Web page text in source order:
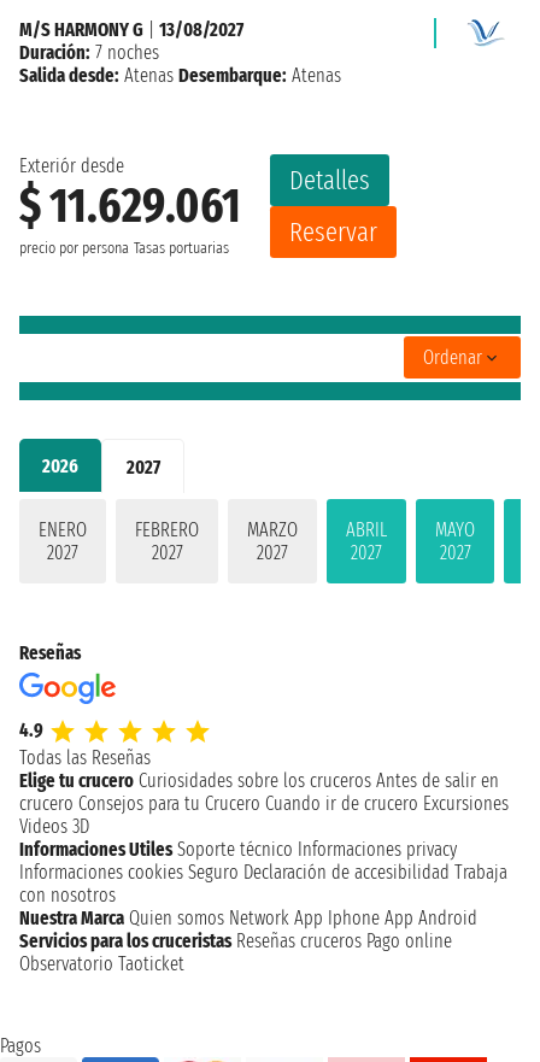
2026 2027
ENERO
2027
FEBRERO
2027
MARZO
2027
ABRIL
2027
MAYO
2027
Exteriór desde
$ 11.629.061
precio por persona Tasas portuarias
Detalles
Reservar
M/S HARMONY G
13/08/2027
Duración: 7 noches
Salida desde: Atenas Desembarque: Atenas
Ordenar
Reseñas
4.9
Todas las Reseñas
Elige tu crucero Curiosidades sobre los cruceros Antes de salir en
crucero Consejos para tu Crucero Cuando ir de crucero Excursiones
Videos 3D
Informaciones Utiles Soporte técnico Informaciones privacy
Informaciones cookies Seguro Declaración de accesibilidad Trabaja
con nosotros
Nuestra Marca Quien somos Network App Iphone App Android
Servicios para los cruceristas Reseñas cruceros Pago online
Observatorio Taoticket
Pagos